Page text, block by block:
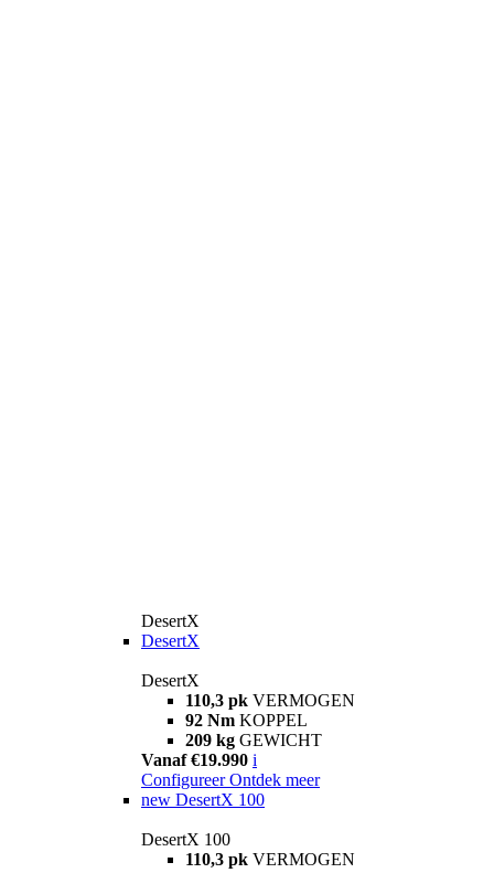
DesertX
DesertX
DesertX
110,3 pk VERMOGEN
92 Nm KOPPEL
209 kg GEWICHT
Vanaf €19.990 i
Configureer Ontdek meer
new DesertX 100
DesertX 100
110,3 pk VERMOGEN